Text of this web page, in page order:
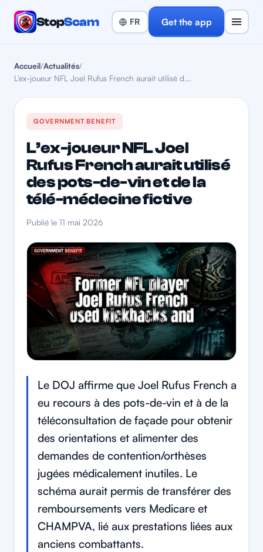
StopScam Get the app
Accueil/Actualités/
L’ex-joueur NFL Joel Rufus French aurait utilisé d...
GOVERNMENT BENEFIT
L’ex-joueur NFL Joel
Rufus French aurait utilisé
des pots-de-vin et de la
télé-médecine fictive
Publié le 11 mai 2026
Le DOJ affirme que Joel Rufus French a
eu recours à des pots-de-vin et à de la
téléconsultation de façade pour obtenir
des orientations et alimenter des
demandes de contention/orthèses
jugées médicalement inutiles. Le
schéma aurait permis de transférer des
remboursements vers Medicare et
CHAMPVA, lié aux prestations liées aux
anciens combattants.